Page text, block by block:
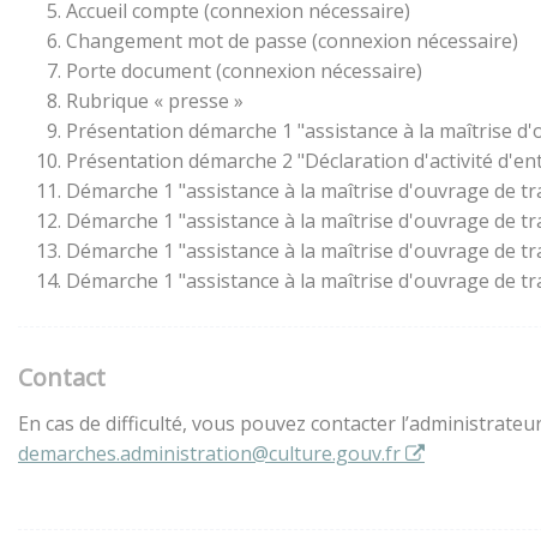
Accueil compte (connexion nécessaire)
Changement mot de passe (connexion nécessaire)
Porte document (connexion nécessaire)
Rubrique « presse »
Présentation démarche 1 "assistance à la maîtrise
Présentation démarche 2 "Déclaration d'activité
Démarche 1 "assistance à la maîtrise d'ouvrage de
Démarche 1 "assistance à la maîtrise d'ouvrage de
Démarche 1 "assistance à la maîtrise d'ouvrage de
Démarche 1 "assistance à la maîtrise d'ouvrage de
Contact
En cas de difficulté, vous pouvez contacter
demarches.administration@culture.gouv.fr